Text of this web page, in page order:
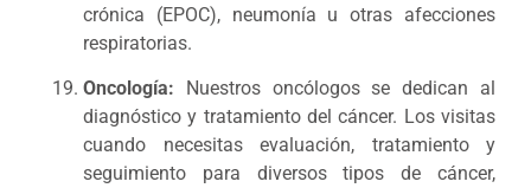
crónica (EPOC), neumonía u otras afecciones
respiratorias.
Oncología: Nuestros oncólogos se dedican al
diagnóstico y tratamiento del cáncer. Los visitas
cuando necesitas evaluación, tratamiento y
seguimiento para diversos tipos de cáncer,